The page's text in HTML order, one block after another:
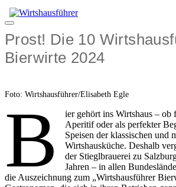
Zum
Inhalt
Menü
Prost! Die 10
Bierwirte 2024
Foto: Wirtshausführer/Elisabeth Egle
B
ier gehört ins Wirtshaus – ob
Aperitif oder als perfekter
Speisen der klassischen und
Wirtshausküche. Deshalb
der Stieglbrauerei zu
Jahren – in allen
die Auszeichnung zum „Wirtshausführer